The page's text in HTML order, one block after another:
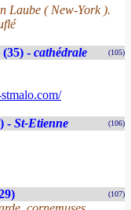
Laube ( New-York ).
- cathédrale (105)
- St-Etienne (106)
(107)